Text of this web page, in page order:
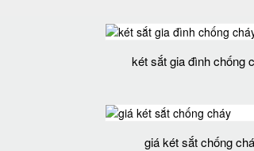
két sắt gia đình chống
giá két sắt chống